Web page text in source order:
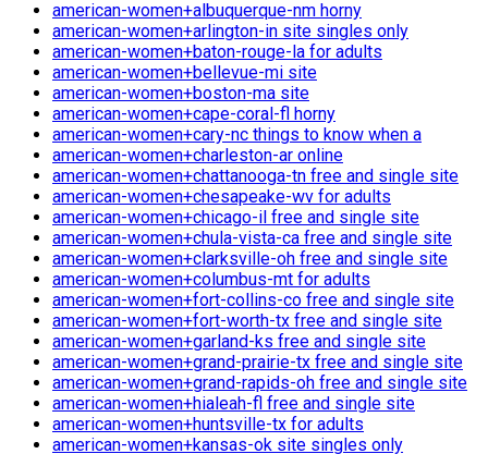
american-women+albuquerque-nm horny
american-women+arlington-in site singles only
american-women+baton-rouge-la for adults
american-women+bellevue-mi site
american-women+boston-ma site
american-women+cape-coral-fl horny
american-women+cary-nc things to know when a
american-women+charleston-ar online
american-women+chattanooga-tn free and single site
american-women+chesapeake-wv for adults
american-women+chicago-il free and single site
american-women+chula-vista-ca free and single site
american-women+clarksville-oh free and single site
american-women+columbus-mt for adults
american-women+fort-collins-co free and single site
american-women+fort-worth-tx free and single site
american-women+garland-ks free and single site
american-women+grand-prairie-tx free and single site
american-women+grand-rapids-oh free and single site
american-women+hialeah-fl free and single site
american-women+huntsville-tx for adults
american-women+kansas-ok site singles only